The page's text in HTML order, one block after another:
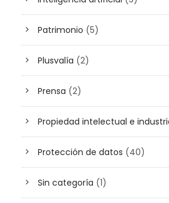
Patrimonio (5)
Plusvalía (2)
Prensa (2)
Propiedad intelectual e
Protección de datos (40)
Sin categoría (1)